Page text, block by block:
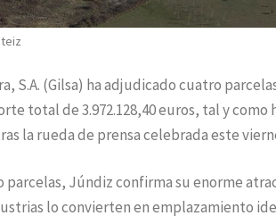
S.A. (Gilsa) ha adjudicado cuatro
total de 3.972.128,40 euros, tal y como
la rueda de prensa celebrada este
parcelas, Júndiz confirma su enorme
lo convierten en emplazamiento